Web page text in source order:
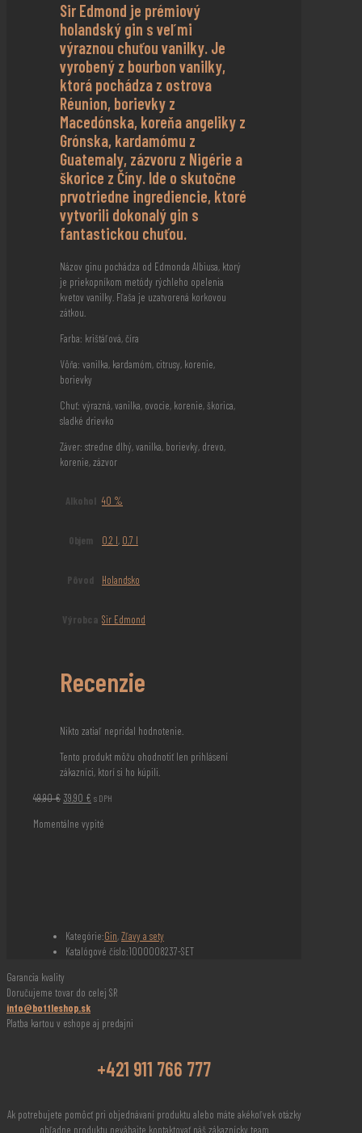
Sir Edmond je prémiový
holandský gin s veľmi
výraznou chuťou vanilky. Je
vyrobený z bourbon vanilky,
ktorá pochádza z ostrova
Réunion, borievky z
Macedónska, koreňa angeliky z
Grónska, kardamómu z
Guatemaly, zázvoru z Nigérie a
škorice z Číny. Ide o skutočne
prvotriedne ingrediencie, ktoré
vytvorili dokonalý gin s
fantastickou chuťou.
Názov ginu pochádza od Edmonda Albiusa, ktorý
je priekopníkom metódy rýchleho opelenia
kvetov vanilky. Fľaša je uzatvorená korkovou
zátkou.
Farba: krištáľová, číra
Vôňa: vanilka, kardamóm, citrusy, korenie,
borievky
Chuť: výrazná, vanilka, ovocie, korenie, škorica,
sladké drievko
Záver: stredne dlhý, vanilka, borievky, drevo,
korenie, zázvor
Alkohol 40 %
Objem 0,2 l, 0,7 l
Pôvod Holandsko
Výrobca Sir Edmond
Recenzie
Nikto zatiaľ nepridal hodnotenie.
Tento produkt môžu ohodnotiť len prihlásení
zákazníci, ktorí si ho kúpili.
49,90€ Pôvodná
bola:
39,90 € Aktuálna
je:
s DPH
Momentálne vypité
Kategórie:Gin,Zľavy a sety
Katalógové číslo:1000008237-SET
Garancia kvality
Doručujeme tovar do celej SR
info@bottleshop.sk
Platba kartou v eshope aj predajni
+421 911 766 777
Ak potrebujete pomôcť pri objednávaní produktu alebo máte akékoľvek otázky
ohľadne produktu neváhajte kontaktovať náš zákaznícky team